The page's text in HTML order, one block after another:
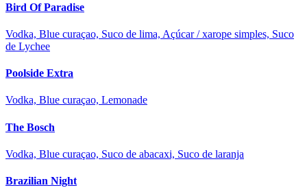
Bird Of Paradise
Vodka, Blue curaçao, Suco de lima, Açúcar / xarope simples, Suco
de Lychee
Poolside Extra
Vodka, Blue curaçao, Lemonade
The Bosch
Vodka, Blue curaçao, Suco de abacaxi, Suco de laranja
Brazilian Night